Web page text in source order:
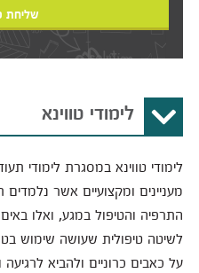
שליחת
לימודי טווינא
לימודי טווינא במסגרת לימודי
מעניינים ומקצועיים אשר
התרפיה והטיפול במגע, ואלו
לשיטה טיפולית שעושה שימוש
על כאבים כרוניים ולהביא לרגיעה